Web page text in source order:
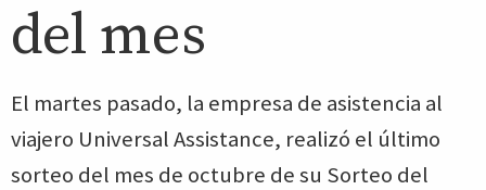
del mes
El martes pasado, la empresa de asistencia al
viajero Universal Assistance, realizó el último
sorteo del mes de octubre de su Sorteo del